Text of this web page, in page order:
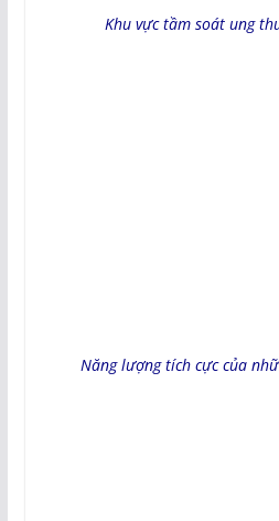
Khu vực tầm soát ung
Năng lượng tích cực của